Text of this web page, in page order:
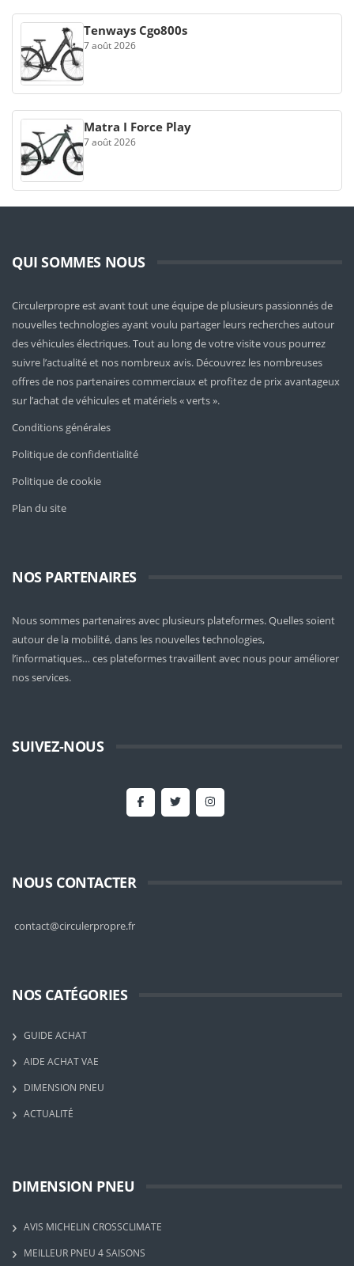
Tenways Cgo800s
7 août 2026
Matra I Force Play
7 août 2026
QUI SOMMES NOUS
Circulerpropre est avant tout une équipe de plusieurs passionnés de
nouvelles technologies ayant voulu partager leurs recherches autour
des véhicules électriques. Tout au long de votre visite vous pourrez
suivre l’actualité et nos nombreux avis. Découvrez les nombreuses
offres de nos partenaires commerciaux et profitez de prix avantageux
sur l’achat de véhicules et matériels « verts ».
Conditions générales
Politique de confidentialité
Politique de cookie
Plan du site
NOS PARTENAIRES
Nous sommes partenaires avec plusieurs plateformes. Quelles soient
autour de la mobilité, dans les nouvelles technologies,
l’informatiques… ces plateformes travaillent avec nous pour améliorer
nos services.
SUIVEZ-NOUS
NOUS CONTACTER
contact@circulerpropre.fr
NOS CATÉGORIES
GUIDE ACHAT
AIDE ACHAT VAE
DIMENSION PNEU
ACTUALITÉ
DIMENSION PNEU
AVIS MICHELIN CROSSCLIMATE
MEILLEUR PNEU 4 SAISONS